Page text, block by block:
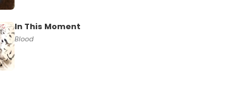
In This Moment
Blood